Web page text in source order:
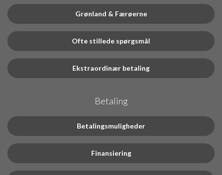
Grønland & Færøerne
Ofte stillede spørgsmål
Ekstraordinær betaling
Betaling
Betalingsmuligheder
Finansiering